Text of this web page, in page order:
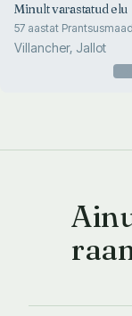
Minult varastatud elu
57 aastat Prantsusmaad
nägemata
Villancher, Jallot